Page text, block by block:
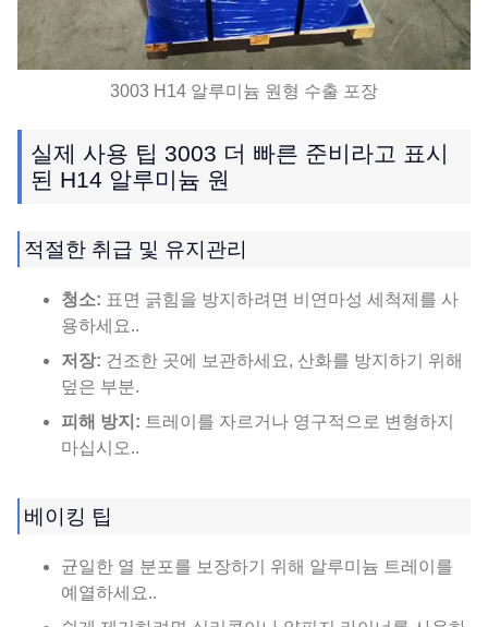
3003 H14 알루미늄 원형 수출 포장
실제 사용 팁 3003 더 빠른 준비라고 표시
된 H14 알루미늄 원
적절한 취급 및 유지관리
청소: 표면 긁힘을 방지하려면 비연마성 세척제를 사
용하세요..
저장: 건조한 곳에 보관하세요, 산화를 방지하기 위해
덮은 부분.
피해 방지: 트레이를 자르거나 영구적으로 변형하지
마십시오..
베이킹 팁
균일한 열 분포를 보장하기 위해 알루미늄 트레이를
예열하세요..